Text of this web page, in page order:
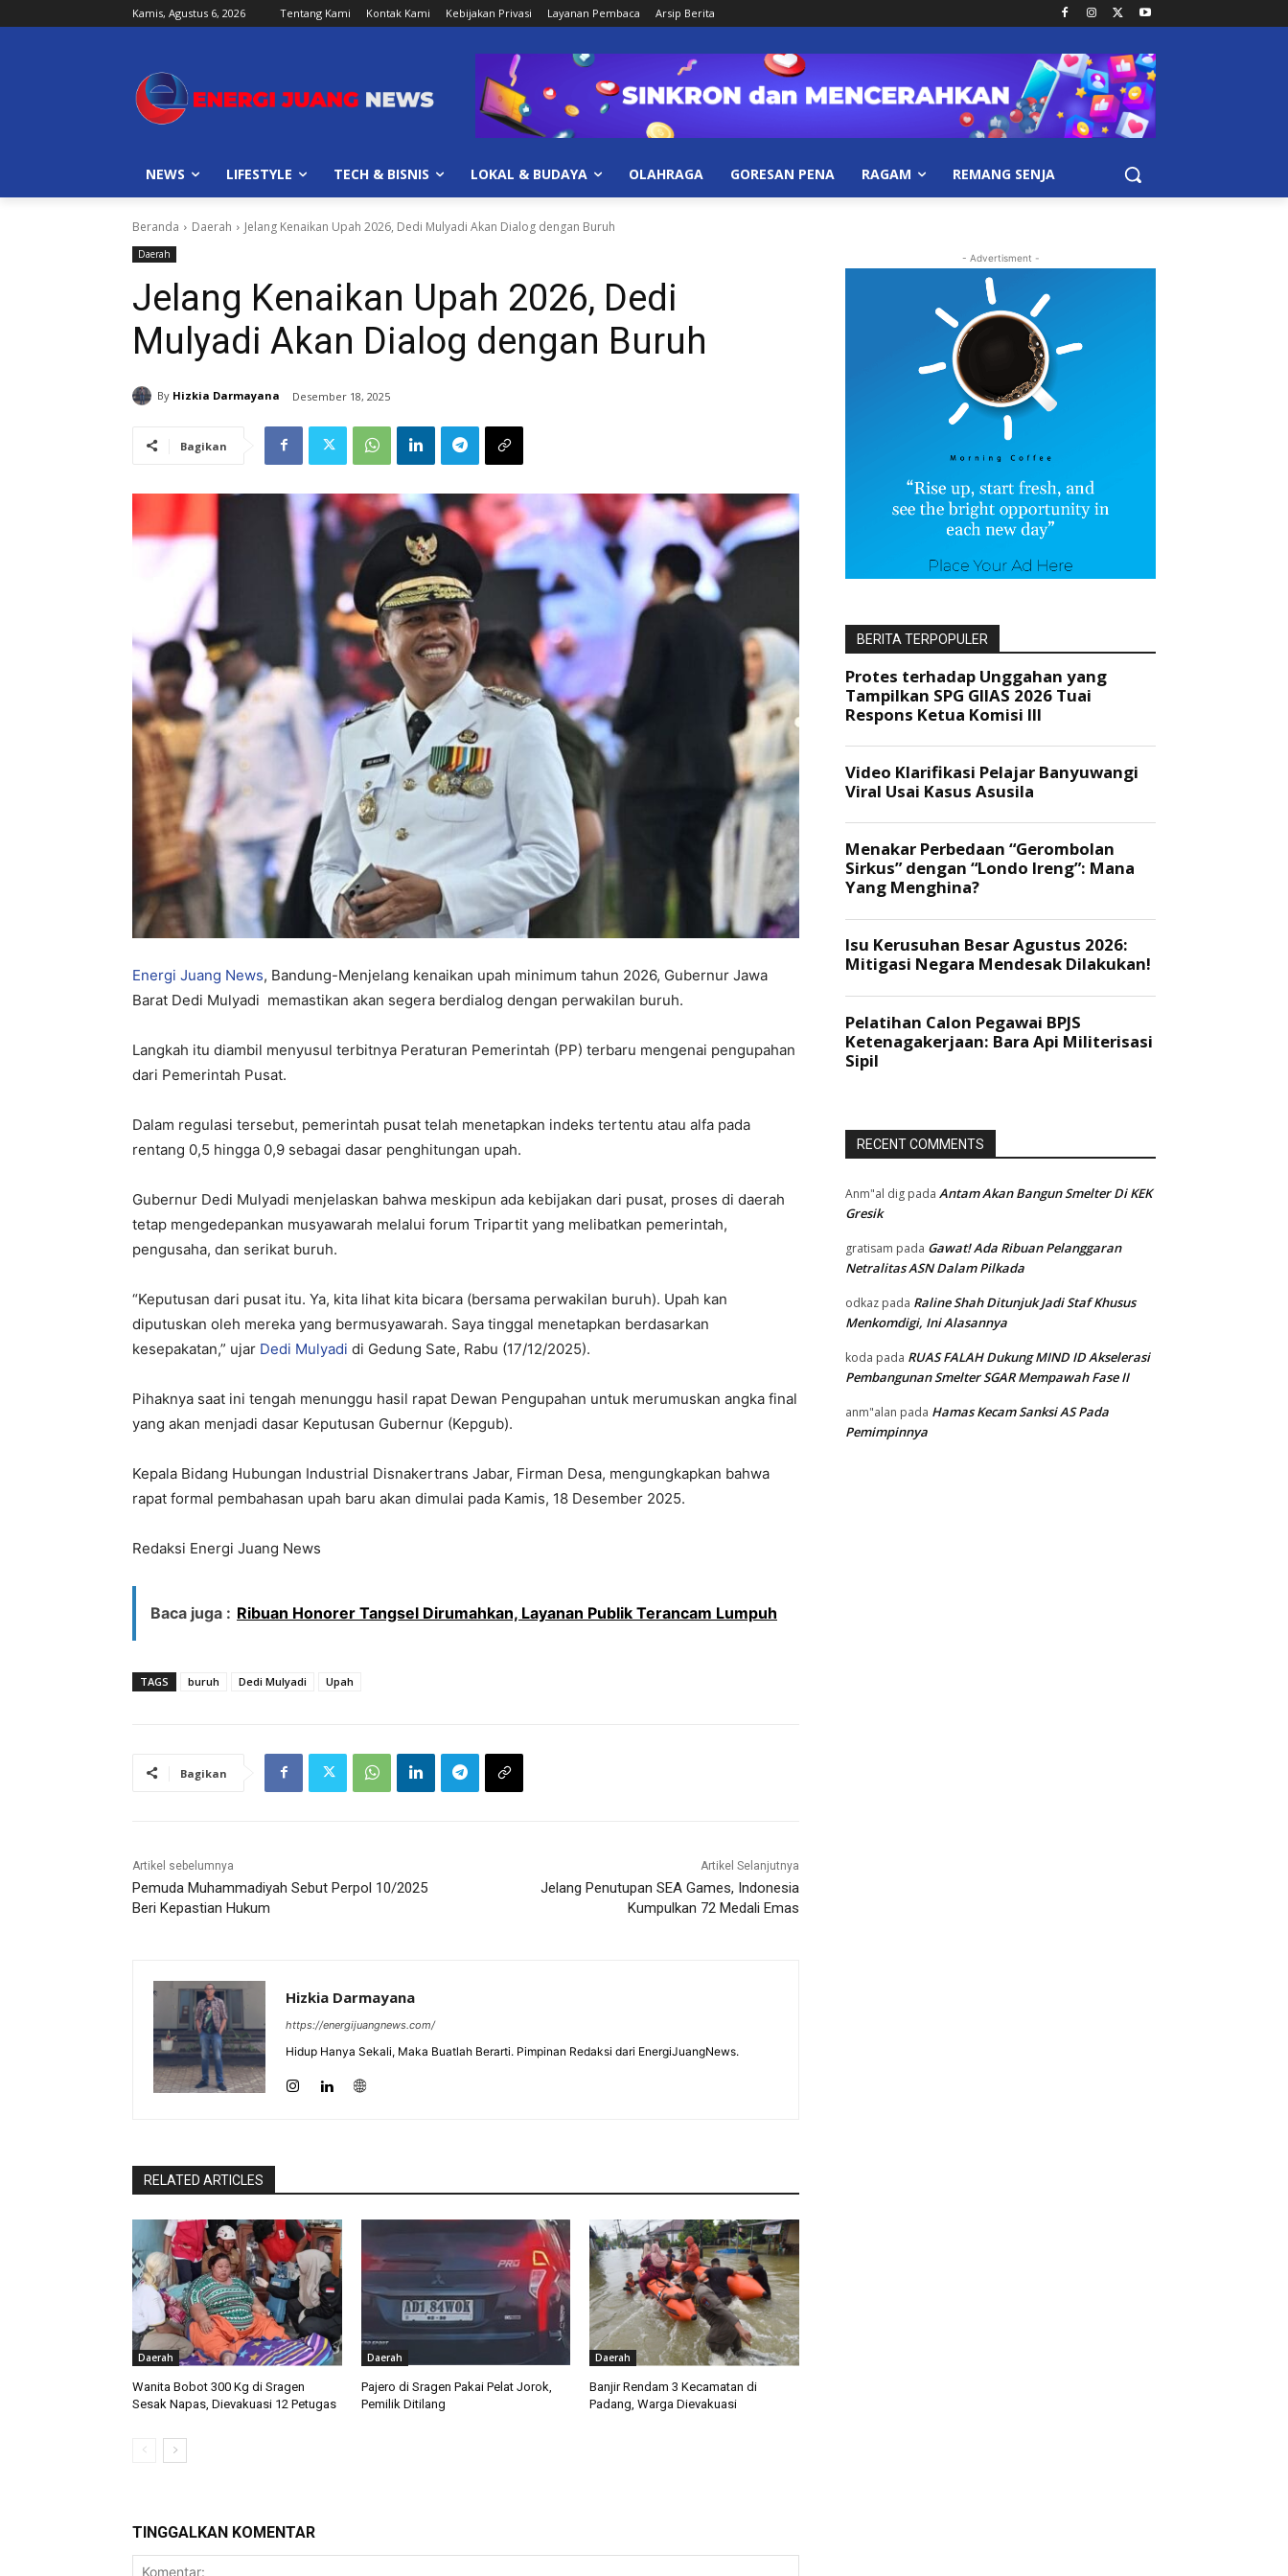
Kamis, Agustus 6, 2026 Tentang Kami Kontak Kami Kebijakan Privasi Layanan Pembaca Arsip Berita
NEWS LIFESTYLE TECH & BISNIS LOKAL & BUDAYA OLAHRAGA GORESAN PENA RAGAM REMANG SENJA
Beranda Daerah Jelang Kenaikan Upah 2026, Dedi Mulyadi Akan Dialog dengan Buruh
Daerah
Jelang Kenaikan Upah 2026, Dedi
Mulyadi Akan Dialog dengan Buruh
By Hizkia Darmayana Desember 18, 2025
Bagikan
Energi Juang News, Bandung-Menjelang kenaikan upah minimum tahun 2026, Gubernur Jawa
Barat Dedi Mulyadi memastikan akan segera berdialog dengan perwakilan buruh.
Langkah itu diambil menyusul terbitnya Peraturan Pemerintah (PP) terbaru mengenai pengupahan
dari Pemerintah Pusat.
Dalam regulasi tersebut, pemerintah pusat telah menetapkan indeks tertentu atau alfa pada
rentang 0,5 hingga 0,9 sebagai dasar penghitungan upah.
Gubernur Dedi Mulyadi menjelaskan bahwa meskipun ada kebijakan dari pusat, proses di daerah
tetap mengedepankan musyawarah melalui forum Tripartit yang melibatkan pemerintah,
pengusaha, dan serikat buruh.
“Keputusan dari pusat itu. Ya, kita lihat kita bicara (bersama perwakilan buruh). Upah kan
diputuskan oleh mereka yang bermusyawarah. Saya tinggal menetapkan berdasarkan
kesepakatan,” ujar Dedi Mulyadi di Gedung Sate, Rabu (17/12/2025).
Pihaknya saat ini tengah menunggu hasil rapat Dewan Pengupahan untuk merumuskan angka final
yang akan menjadi dasar Keputusan Gubernur (Kepgub).
Kepala Bidang Hubungan Industrial Disnakertrans Jabar, Firman Desa, mengungkapkan bahwa
rapat formal pembahasan upah baru akan dimulai pada Kamis, 18 Desember 2025.
Redaksi Energi Juang News
Baca juga : Ribuan Honorer Tangsel Dirumahkan, Layanan Publik Terancam Lumpuh
TAGS buruh Dedi Mulyadi Upah
Bagikan
Artikel sebelumnya
Pemuda Muhammadiyah Sebut Perpol 10/2025
Beri Kepastian Hukum
Artikel Selanjutnya
Jelang Penutupan SEA Games, Indonesia
Kumpulkan 72 Medali Emas
Hizkia Darmayana
https://energijuangnews.com/
Hidup Hanya Sekali, Maka Buatlah Berarti. Pimpinan Redaksi dari EnergiJuangNews.
RELATED ARTICLES
Daerah
Wanita Bobot 300 Kg di Sragen
Sesak Napas, Dievakuasi 12 Petugas
Daerah
Pajero di Sragen Pakai Pelat Jorok,
Pemilik Ditilang
Daerah
Banjir Rendam 3 Kecamatan di
Padang, Warga Dievakuasi
TINGGALKAN KOMENTAR
- Advertisment -
BERITA TERPOPULER
RECENT COMMENTS
Anm"al dig pada Antam Akan Bangun Smelter Di KEK
Gresik
gratisam pada Gawat! Ada Ribuan Pelanggaran
Netralitas ASN Dalam Pilkada
odkaz pada Raline Shah Ditunjuk Jadi Staf Khusus
Menkomdigi, Ini Alasannya
koda pada RUAS FALAH Dukung MIND ID Akselerasi
Pembangunan Smelter SGAR Mempawah Fase II
anm"alan pada Hamas Kecam Sanksi AS Pada
Pemimpinnya